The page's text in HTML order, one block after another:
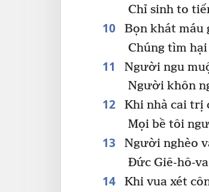
Chỉ sinh to
10 Bọn khát máu
Chúng tìm
11 Người ngu
Người khôn
12
Khi nhà cai trị
Mọi bề tôi
13 Người nghèo
Đức Giê-hô-
14 Khi vua xét